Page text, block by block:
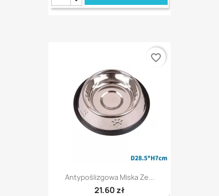
Antypoślizgowa Miska Ze...
21,60 zł
favorite_border